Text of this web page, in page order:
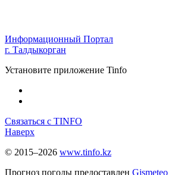
Информационный Портал
г. Талдыкорган
Установите приложение Tinfo
Связаться с TINFO
Наверх
© 2015–2026 www.tinfo.kz
Прогноз погоды предоставлен Gismeteo